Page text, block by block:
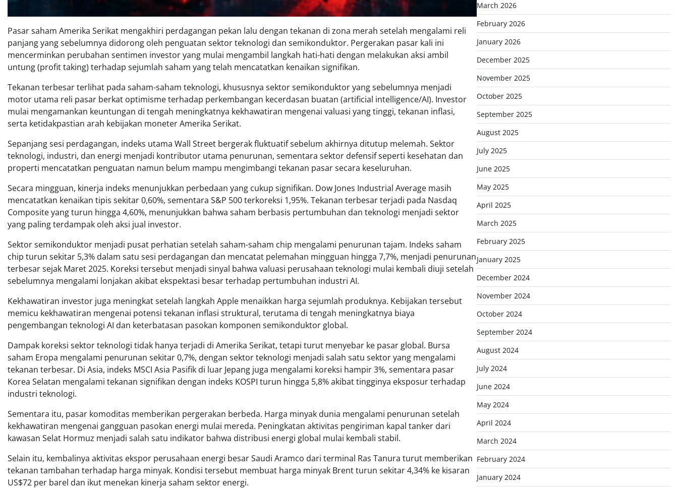
Pasar saham Amerika Serikat mengakhiri perdagangan pekan lalu dengan tekanan di zona merah setelah mengalami reli
panjang yang sebelumnya didorong oleh penguatan sektor teknologi dan semikonduktor. Pergerakan pasar kali ini
mencerminkan perubahan sentimen investor yang mulai mengambil langkah hati-hati dengan melakukan aksi ambil
untung (profit taking) terhadap sejumlah saham yang telah mencatatkan kenaikan signifikan.
Tekanan terbesar terlihat pada saham-saham teknologi, khususnya sektor semikonduktor yang sebelumnya menjadi
motor utama reli pasar berkat optimisme terhadap perkembangan kecerdasan buatan (artificial intelligence/AI). Investor
mulai mengamankan keuntungan di tengah meningkatnya kekhawatiran mengenai valuasi yang tinggi, tekanan inflasi,
serta ketidakpastian arah kebijakan moneter Amerika Serikat.
Sepanjang sesi perdagangan, indeks utama Wall Street bergerak fluktuatif sebelum akhirnya ditutup melemah. Sektor
teknologi, industri, dan energi menjadi kontributor utama penurunan, sementara sektor defensif seperti kesehatan dan
properti mencatatkan penguatan namun belum mampu mengimbangi tekanan pasar secara keseluruhan.
Secara mingguan, kinerja indeks menunjukkan perbedaan yang cukup signifikan. Dow Jones Industrial Average masih
mencatatkan kenaikan tipis sekitar 0,60%, sementara S&P 500 terkoreksi 1,95%. Tekanan terbesar terjadi pada Nasdaq
Composite yang turun hingga 4,60%, menunjukkan bahwa saham berbasis pertumbuhan dan teknologi menjadi sektor
yang paling terdampak oleh aksi jual investor.
Sektor semikonduktor menjadi pusat perhatian setelah saham-saham chip mengalami penurunan tajam. Indeks saham
chip turun sekitar 5,3% dalam satu sesi perdagangan dan mencatat pelemahan mingguan hingga 7,7%, menjadi penurunan
terbesar sejak Maret 2025. Koreksi tersebut menjadi sinyal bahwa valuasi perusahaan teknologi mulai kembali diuji setelah
sebelumnya mengalami lonjakan akibat ekspektasi besar terhadap pertumbuhan industri AI.
Kekhawatiran investor juga meningkat setelah langkah Apple menaikkan harga sejumlah produknya. Kebijakan tersebut
memicu kekhawatiran mengenai potensi tekanan inflasi struktural, terutama di tengah meningkatnya biaya
pengembangan teknologi AI dan keterbatasan pasokan komponen semikonduktor global.
Dampak koreksi sektor teknologi tidak hanya terjadi di Amerika Serikat, tetapi turut menyebar ke pasar global. Bursa
saham Eropa mengalami penurunan sekitar 0,7%, dengan sektor teknologi menjadi salah satu sektor yang mengalami
tekanan terbesar. Di Asia, indeks MSCI Asia Pasifik di luar Jepang juga mengalami koreksi hampir 3%, sementara pasar
Korea Selatan mengalami tekanan signifikan dengan indeks KOSPI turun hingga 5,8% akibat tingginya eksposur terhadap
industri teknologi.
Sementara itu, pasar komoditas memberikan pergerakan berbeda. Harga minyak dunia mengalami penurunan setelah
kekhawatiran mengenai gangguan pasokan energi mulai mereda. Peningkatan aktivitas pengiriman kapal tanker dari
kawasan Selat Hormuz menjadi salah satu indikator bahwa distribusi energi global mulai kembali stabil.
Selain itu, kembalinya aktivitas ekspor perusahaan energi besar Saudi Aramco dari terminal Ras Tanura turut memberikan
tekanan tambahan terhadap harga minyak. Kondisi tersebut membuat harga minyak Brent turun sekitar 4,34% ke kisaran
US$72 per barel dan ikut menekan kinerja saham sektor energi.
March 2026
February 2026
January 2026
December 2025
November 2025
October 2025
September 2025
August 2025
July 2025
June 2025
May 2025
April 2025
March 2025
February 2025
January 2025
December 2024
November 2024
October 2024
September 2024
August 2024
July 2024
June 2024
May 2024
April 2024
March 2024
February 2024
January 2024